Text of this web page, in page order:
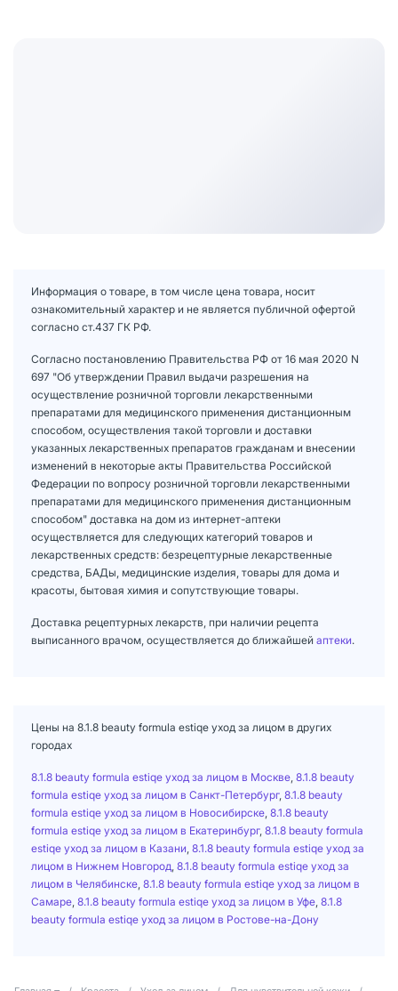
Информация о товаре, в том числе цена товара, носит
ознакомительный характер и не является публичной офертой
согласно ст.437 ГК РФ.
Согласно постановлению Правительства РФ от 16 мая 2020 N
697 "Об утверждении Правил выдачи разрешения на
осуществление розничной торговли лекарственными
препаратами для медицинского применения дистанционным
способом, осуществления такой торговли и доставки
указанных лекарственных препаратов гражданам и внесении
изменений в некоторые акты Правительства Российской
Федерации по вопросу розничной торговли лекарственными
препаратами для медицинского применения дистанционным
способом" доставка на дом из интернет-аптеки
осуществляется для следующих категорий товаров и
лекарственных средств: безрецептурные лекарственные
средства, БАДы, медицинские изделия, товары для дома и
красоты, бытовая химия и сопутствующие товары.
Доставка рецептурных лекарств, при наличии рецепта
выписанного врачом, осуществляется до ближайшей аптеки.
Цены на 8.1.8 beauty formula estiqe уход за лицом в других
городах
8.1.8 beauty formula estiqe уход за лицом в Москве 8.1.8 beauty
formula estiqe уход за лицом в Санкт-Петербург, 8.1.8 beauty
formula estiqe уход за лицом в Новосибирске 8.1.8 beauty
formula estiqe уход за лицом в Екатеринбург, 8.1.8 beauty formula
estiqe уход за лицом в Казани 8.1.8 beauty formula estiqe уход за
лицом в Нижнем Новгород 8.1.8 beauty formula estiqe уход за
лицом в Челябинске 8.1.8 beauty formula estiqe уход за лицом в
Самаре 8.1.8 beauty formula estiqe уход за лицом в Уфе 8.1.8
beauty formula estiqe уход за лицом в Ростове-на-Дону